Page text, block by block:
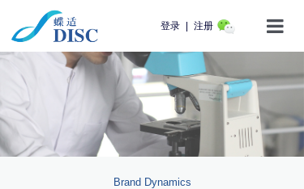
登录 注册
Brand Dynamics